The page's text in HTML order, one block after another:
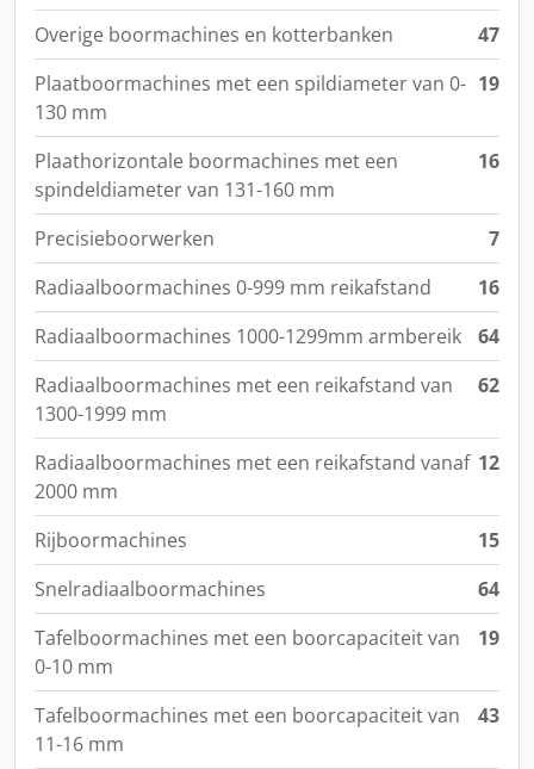
Overige boormachines en kotterbanken
47
Plaatboormachines met een spildiameter van 0-
130 mm
19
Plaathorizontale boormachines met een
spindeldiameter van 131-160 mm
16
Precisieboorwerken
7
Radiaalboormachines 0-999 mm reikafstand
16
Radiaalboormachines 1000-1299mm armbereik
64
Radiaalboormachines met een reikafstand van
1300-1999 mm
62
Radiaalboormachines met een reikafstand vanaf
2000 mm
12
Rijboormachines
15
Snelradiaalboormachines
64
Tafelboormachines met een boorcapaciteit van
0-10 mm
19
Tafelboormachines met een boorcapaciteit van
11-16 mm
43